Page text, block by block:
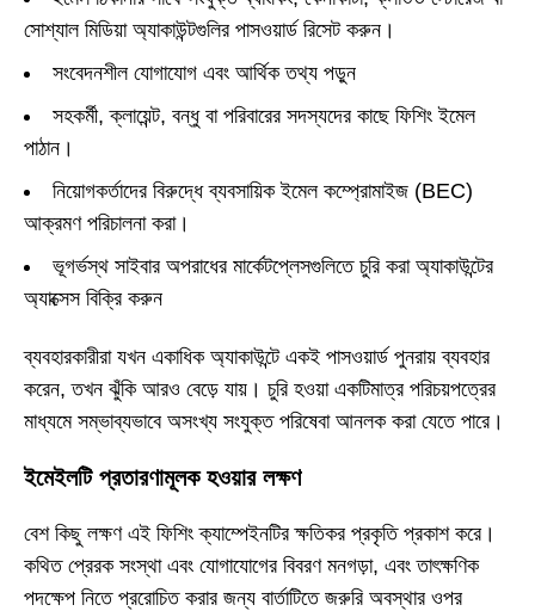
সোশ্যাল মিডিয়া অ্যাকাউন্টগুলির পাসওয়ার্ড রিসেট করুন।
সংবেদনশীল যোগাযোগ এবং আর্থিক তথ্য পড়ুন
সহকর্মী, ক্লায়েন্ট, বন্ধু বা পরিবারের সদস্যদের কাছে ফিশিং ইমেল
পাঠান।
নিয়োগকর্তাদের বিরুদ্ধে ব্যবসায়িক ইমেল কম্প্রোমাইজ (BEC)
আক্রমণ পরিচালনা করা।
ভূগর্ভস্থ সাইবার অপরাধের মার্কেটপ্লেসগুলিতে চুরি করা অ্যাকাউন্টের
অ্যাক্সেস বিক্রি করুন
ব্যবহারকারীরা যখন একাধিক অ্যাকাউন্টে একই পাসওয়ার্ড পুনরায় ব্যবহার
করেন, তখন ঝুঁকি আরও বেড়ে যায়। চুরি হওয়া একটিমাত্র পরিচয়পত্রের
মাধ্যমে সম্ভাব্যভাবে অসংখ্য সংযুক্ত পরিষেবা আনলক করা যেতে পারে।
ইমেইলটি প্রতারণামূলক হওয়ার লক্ষণ
বেশ কিছু লক্ষণ এই ফিশিং ক্যাম্পেইনটির ক্ষতিকর প্রকৃতি প্রকাশ করে।
কথিত প্রেরক সংস্থা এবং যোগাযোগের বিবরণ মনগড়া, এবং তাৎক্ষণিক
পদক্ষেপ নিতে প্ররোচিত করার জন্য বার্তাটিতে জরুরি অবস্থার ওপর